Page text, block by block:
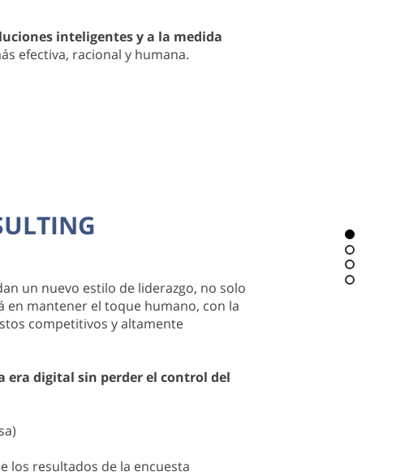
inteligentes y a la medida
efectiva, racional y humana.
un nuevo estilo de liderazgo, no solo
en mantener el toque humano, con la
competitivos y altamente
era digital sin perder el control del
los resultados de la encuesta